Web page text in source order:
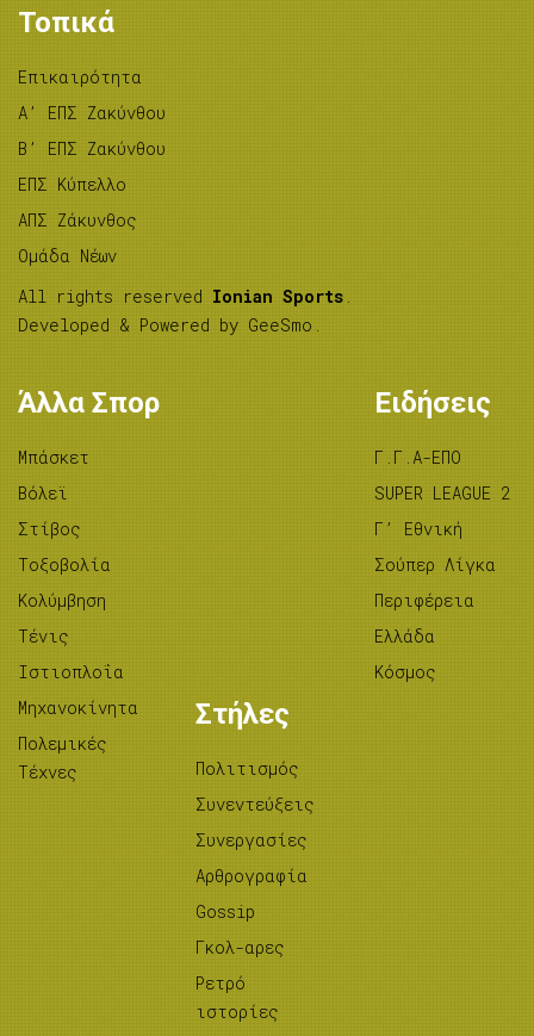
Τοπικά
Επικαιρότητα
A’ ΕΠΣ Ζακύνθου
B’ ΕΠΣ Ζακύνθου
ΕΠΣ Κύπελλο
ΑΠΣ Ζάκυνθος
Ομάδα Νέων
All rights reserved Ionian Sports .
Developed & Powered by GeeSmo .
Άλλα Σπορ
Μπάσκετ
Βόλεϊ
Στίβος
Tοξοβολία
Κολύμβηση
Τένις
Ιστιοπλοΐα
Μηχανοκίνητα
Πολεμικές
Τέχνες
Ειδήσεις
Γ.Γ.Α-ΕΠΟ
SUPER LEAGUE 2
Γ’ Εθνική
Σούπερ Λίγκα
Περιφέρεια
Ελλάδα
Κόσμος
Στήλες
Πολιτισμός
Συνεντεύξεις
Συνεργασίες
Αρθρογραφία
Gossip
Γκολ-αρες
Ρετρό
ιστορίες